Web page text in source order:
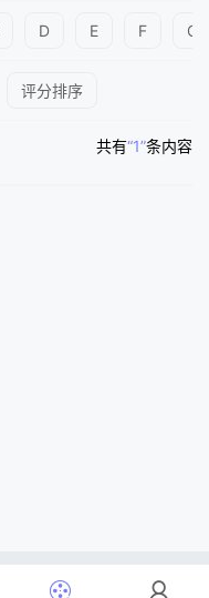
D E F G
评分排序
共有“1”条内容